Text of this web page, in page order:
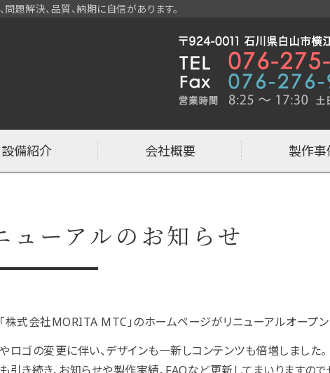
・工作機械カバーの制作なら石川県
題解決、品質、納期に自信があります。
設備紹介 会社概要 製作事
ューアルのお知らせ
株式会社MORITA MTC」のホームページがリニューアルオープン
ロゴの変更に伴い、デザインも一新しコンテンツも倍増しました。